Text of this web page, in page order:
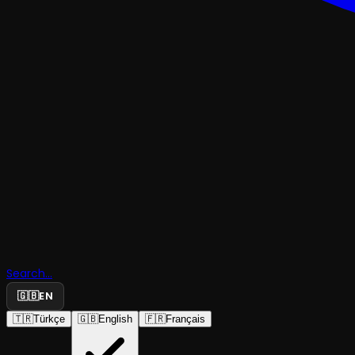
Search...
🇬🇧EN
🇹🇷Türkçe 🇬🇧English 🇫🇷Français
‘Evdekiler’